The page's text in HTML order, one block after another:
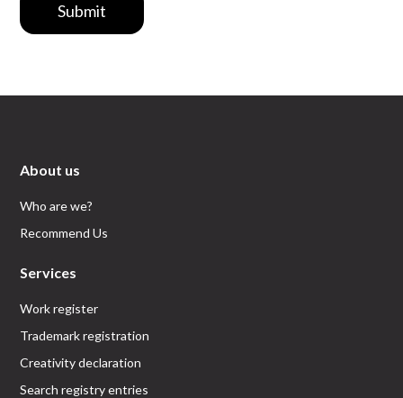
Submit
About us
Who are we?
Recommend Us
Services
Work register
Trademark registration
Creativity declaration
Search registry entries